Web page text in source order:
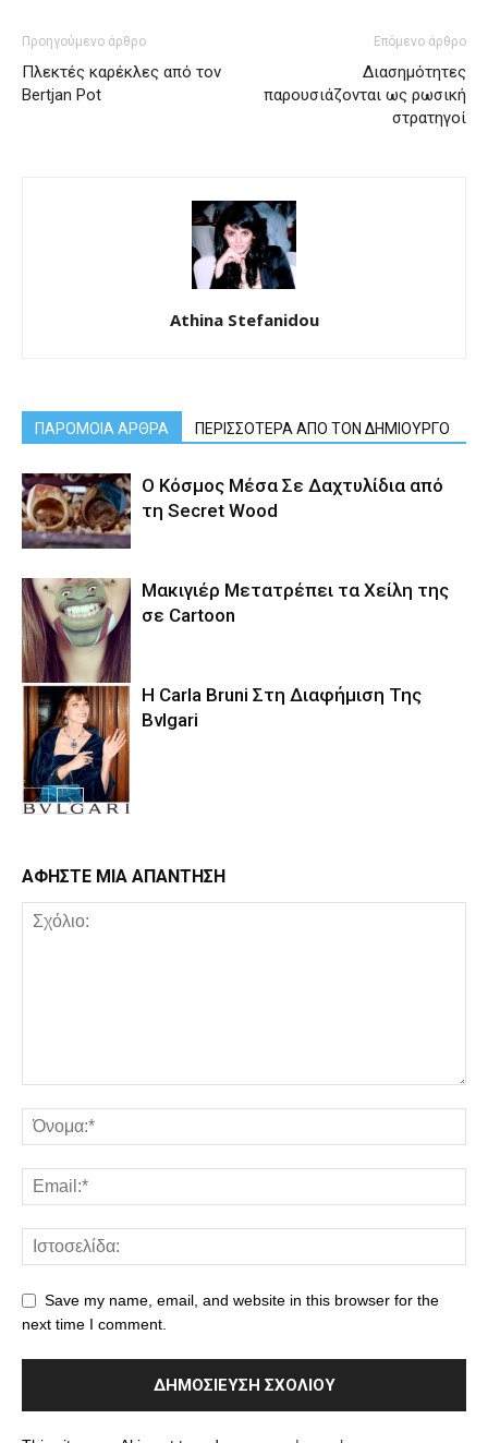
Προηγούμενο άρθρο
Πλεκτές καρέκλες από τον
Bertjan Pot
Επόμενο άρθρο
Διασημότητες
παρουσιάζονται ως ρωσική
στρατηγοί
Athina Stefanidou
ΠΑΡΟΜΟΙΑ ΑΡΘΡΑ ΠΕΡΙΣΣΟΤΕΡΑ ΑΠΟ ΤΟΝ ΔΗΜΙΟΥΡΓΟ
Ο Κόσμος Μέσα Σε Δαχτυλίδια από
τη Secret Wood
Μακιγιέρ Μετατρέπει τα Χείλη της
σε Cartoon
Η Carla Bruni Στη Διαφήμιση Της
Bvlgari
ΑΦΗΣΤΕ ΜΙΑ ΑΠΑΝΤΗΣΗ
Save my name, email, and website in this browser for the
next time I comment.